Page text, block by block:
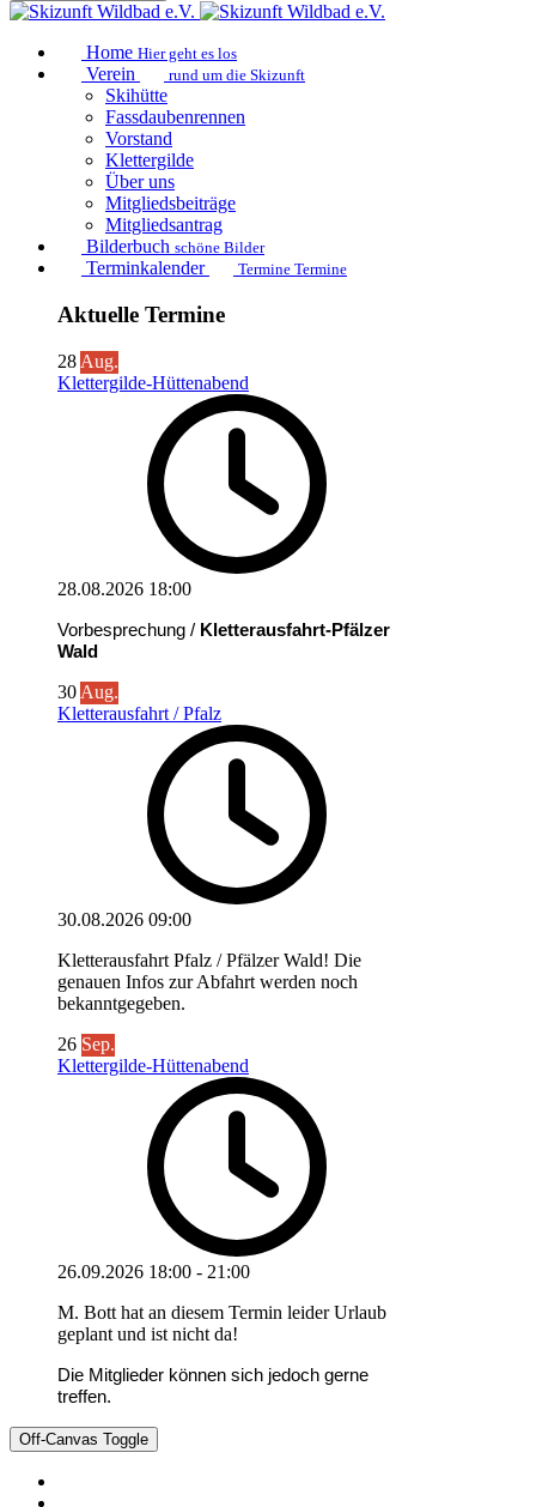
Home Hier geht es los
Verein rund um die Skizunft
Skihütte
Fassdaubenrennen
Vorstand
Klettergilde
Über uns
Mitgliedsbeiträge
Mitgliedsantrag
Bilderbuch schöne Bilder
Terminkalender Termine Termine
Aktuelle Termine
28 Aug.
Klettergilde-Hüttenabend
28.08.2026 18:00
Vorbesprechung / Kletterausfahrt-Pfälzer
Wald
30 Aug.
Kletterausfahrt / Pfalz
30.08.2026 09:00
Kletterausfahrt Pfalz / Pfälzer Wald! Die
genauen Infos zur Abfahrt werden noch
bekanntgegeben.
26 Sep.
Klettergilde-Hüttenabend
26.09.2026 18:00 - 21:00
M. Bott hat an diesem Termin leider Urlaub
geplant und ist nicht da!
Die Mitglieder können sich jedoch gerne
treffen.
Off-Canvas Toggle